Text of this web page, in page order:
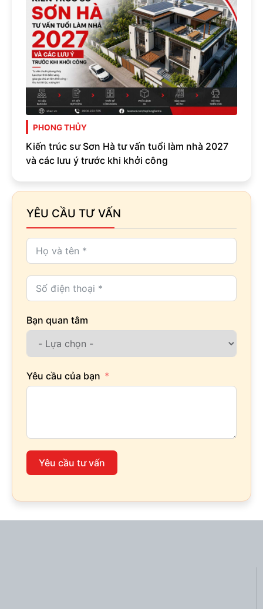
PHONG THỦY
Kiến trúc sư Sơn Hà tư vấn tuổi làm nhà 2027
và các lưu ý trước khi khởi công
YÊU CẦU TƯ VẤN
Bạn quan tâm
Yêu cầu của bạn
Yêu cầu tư vấn